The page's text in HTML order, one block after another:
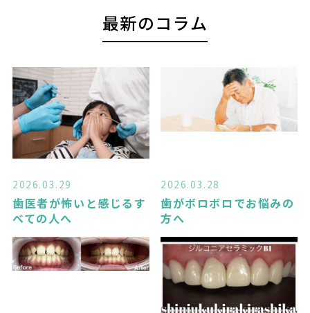
最新のコラム
2026.03.29
歯医者が怖いと感じるす
べての人へ
2026.03.28
歯がボロボロでお悩みの
方へ